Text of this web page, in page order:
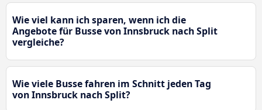
Wie viel kann ich sparen, wenn ich die
Angebote für Busse von Innsbruck nach Split
vergleiche?
Wie viele Busse fahren im Schnitt jeden Tag
von Innsbruck nach Split?